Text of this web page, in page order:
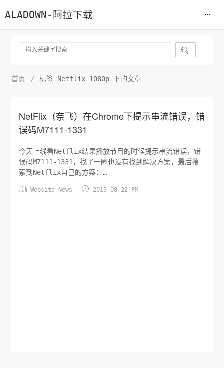
ALADOWN-阿拉下载

首页 / 标签 Netflix 1080p 下的文章
NetFlix（奈飞）在Chrome下提示串流错误，错
误码M7111-1331
今天上线看Netflix结果播放节目的时候提示串流错误，错
误码M7111-1331，找了一圈也没有找到解决方案，最后搜
索到Netflix自己的方案：
到关闭Chrome扩展程序插件，检查了Chrome发现有一个
 Website News  2019-08-22 PM